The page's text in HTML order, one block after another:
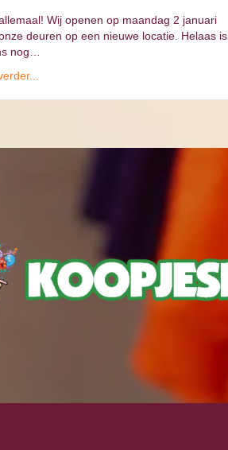
Wij openen op maandag 2 januari
deuren op een nieuwe locatie. Helaas is
nog…